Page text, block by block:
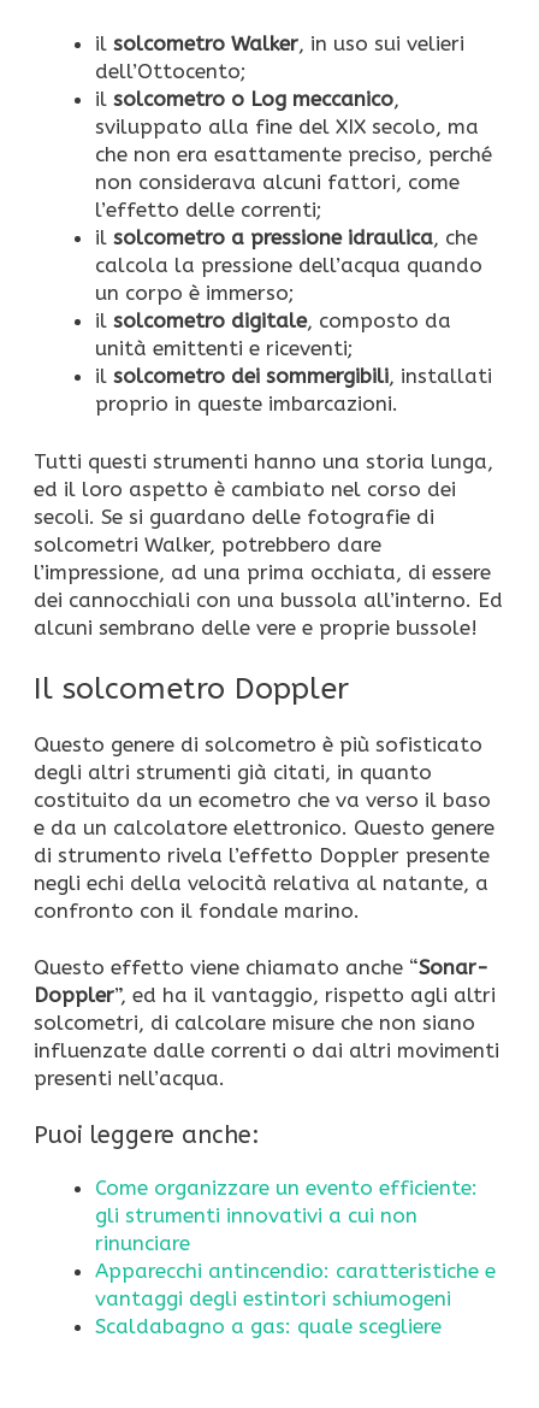
il solcometro Walker, in uso sui velieri
dell’Ottocento;
il solcometro o Log meccanico,
sviluppato alla fine del XIX secolo, ma
che non era esattamente preciso, perché
non considerava alcuni fattori, come
l’effetto delle correnti;
il solcometro a pressione idraulica, che
calcola la pressione dell’acqua quando
un corpo è immerso;
il solcometro digitale, composto da
unità emittenti e riceventi;
il solcometro dei sommergibili, installati
proprio in queste imbarcazioni.
Tutti questi strumenti hanno una storia lunga,
ed il loro aspetto è cambiato nel corso dei
secoli. Se si guardano delle fotografie di
solcometri Walker, potrebbero dare
l’impressione, ad una prima occhiata, di essere
dei cannocchiali con una bussola all’interno. Ed
alcuni sembrano delle vere e proprie bussole!
Il solcometro Doppler
Questo genere di solcometro è più sofisticato
degli altri strumenti già citati, in quanto
costituito da un ecometro che va verso il baso
e da un calcolatore elettronico. Questo genere
di strumento rivela l’effetto Doppler presente
negli echi della velocità relativa al natante, a
confronto con il fondale marino.
Questo effetto viene chiamato anche “Sonar-
Doppler”, ed ha il vantaggio, rispetto agli altri
solcometri, di calcolare misure che non siano
influenzate dalle correnti o dai altri movimenti
presenti nell’acqua.
Puoi leggere anche:
Come organizzare un evento efficiente:
gli strumenti innovativi a cui non
rinunciare
Apparecchi antincendio: caratteristiche e
vantaggi degli estintori schiumogeni
Scaldabagno a gas: quale scegliere